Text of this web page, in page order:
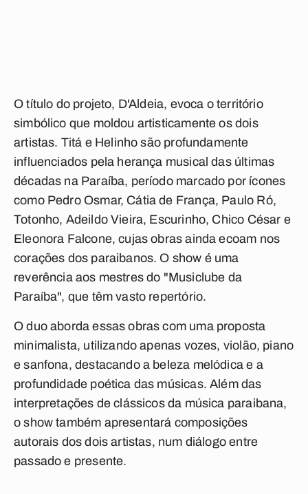
O título do projeto, D'Aldeia, evoca o território
simbólico que moldou artisticamente os dois
artistas. Titá e Helinho são profundamente
influenciados pela herança musical das últimas
décadas na Paraíba, período marcado por ícones
como Pedro Osmar, Cátia de França, Paulo Ró,
Totonho, Adeildo Vieira, Escurinho, Chico César e
Eleonora Falcone, cujas obras ainda ecoam nos
corações dos paraibanos. O show é uma
reverência aos mestres do "Musiclube da
Paraíba", que têm vasto repertório.
O duo aborda essas obras com uma proposta
minimalista, utilizando apenas vozes, violão, piano
e sanfona, destacando a beleza melódica e a
profundidade poética das músicas. Além das
interpretações de clássicos da música paraibana,
o show também apresentará composições
autorais dos dois artistas, num diálogo entre
passado e presente.